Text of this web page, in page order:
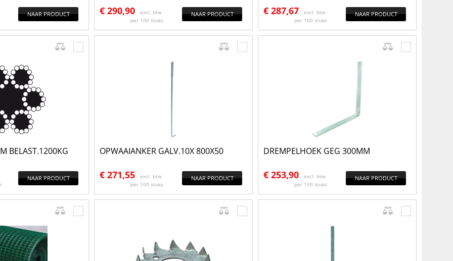
NAAR PRODUCT € 290,90
excl. btw
per 100 stuks
NAAR PRODUCT € 287,67
excl. btw
per 100 stuks
NAAR PRODUCT
BELAST.1200KG
NAAR PRODUCT
OPWAAIANKER GALV.10X 800X50
€ 271,55
excl. btw
per 100 stuks
NAAR PRODUCT
DREMPELHOEK GEG 300MM
€ 253,90
excl. btw
per 100 stuks
NAAR PRODUCT